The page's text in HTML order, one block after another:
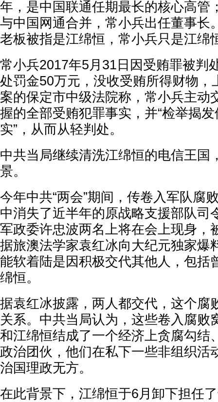
年，是中国联通任期最长的核心高管
与中国网通合并，常小兵出任董事长
老板被指是江绵恒，常小兵只是江绵
常小兵2017年5月31日因受贿罪被判
处罚金50万元，没收受贿所得财物，
案的保定市中级法院称，常小兵主动
握的全部受贿犯罪事实，并“检举揭
实”，从而从轻判处。
中共当局继续清洗江绵恒的电信王国
景。
今年中共“两会”期间，传卷入军队腐
中消失了近半年的原战略支援部队司
军政委许忠波两名上将在会上现身，
据旅澳法学家袁红冰向大纪元独家爆
能软着陆是因积极交代其他人，包括
绵恒。
据袁红冰披露，两人都交代，这个腐
关系。中共当局认为，这些卷入腐败
和江绵恒结成了一个经济上贪腐勾结
政治团伙，他们在私下一些非组织活
治国理政无方。
在此背景下，江绵恒于6月卸下担任